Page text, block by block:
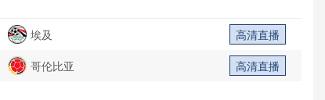
埃及
高清直播
哥伦比亚 高清直播